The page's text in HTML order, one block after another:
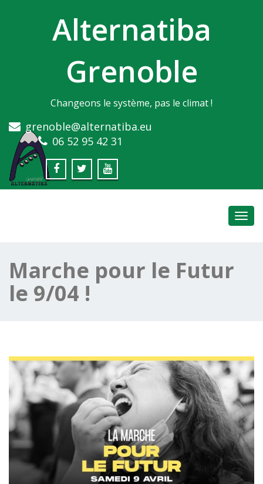
Alternatiba
Grenoble
Changeons le système, pas le climat !
grenoble@alternatiba.eu
06 52 95 42 31
Marche pour le Futur
le 9/04 !